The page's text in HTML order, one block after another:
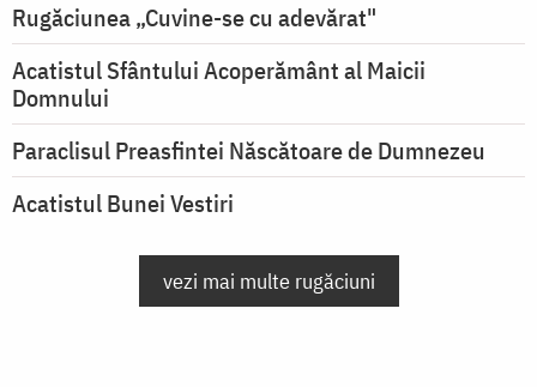
Rugăciunea „Cuvine-se cu adevărat"
Acatistul Sfântului Acoperământ al Maicii
Domnului
Paraclisul Preasfintei Născătoare de Dumnezeu
Acatistul Bunei Vestiri
vezi mai multe rugăciuni